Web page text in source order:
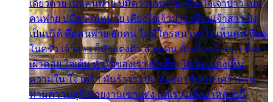
เดียวดาย เป็นคนพ่าย บ่มีความหมาย เคียงใจเจ้าบ่าว เป็น
คนพ่าย บ่มีความหมาย เคียงใจเจ้าบ่าว เพื่อนเจ้าสาว ยัง
เป็นบ่ได้ คือคนพ่าย ฮักคน ไม่มีใครสน เขาไม่เห็นคน ที่อยู่
ในครัว เจ้าสาว ก็มัวแต่งตัว สวยเด่น นั่งเคียงเจ้าบ่าว ที่เขา
เฝ้าคอย ใจเต้น หัวใจของเรา ลำเค็ญ ใครจะมองเห็น
ความใน ใจ เศร้า มันร้าวระบม ต้องมาขื่นขม เศร้าตรม
ท่ามความสุขี ช่วยงานเขาแต่ง แต่เรา แล้งมาหลายปี